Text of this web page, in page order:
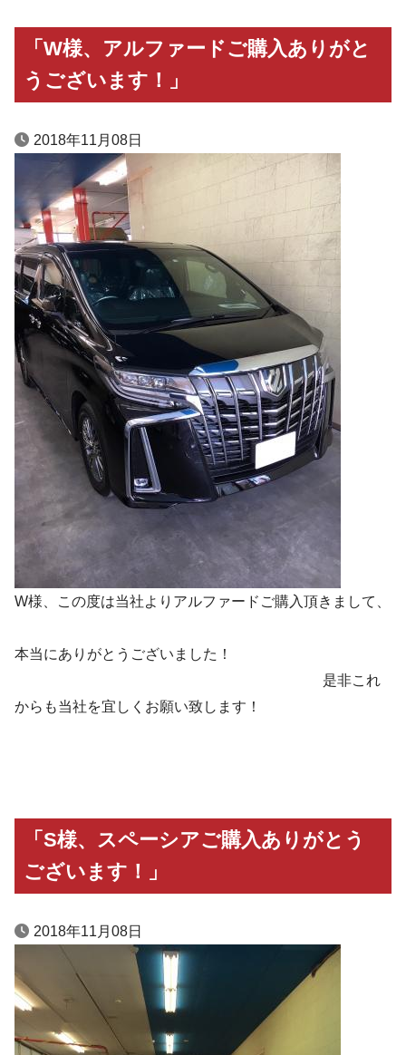
「W様、アルファードご購入ありがと
うございます！」
2018年11月08日
W様、この度は当社よりアルファードご購入頂きまして、
本当にありがとうございました！
是非これ
からも当社を宜しくお願い致します！
「S様、スペーシアご購入ありがとう
ございます！」
2018年11月08日